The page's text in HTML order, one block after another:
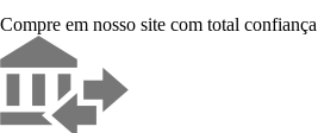
Compre em nosso site com total confiança